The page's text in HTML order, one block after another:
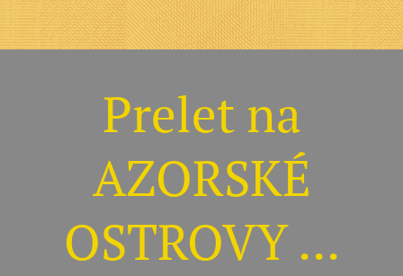
Prelet na
AZORSKÉ
OSTROVY ...